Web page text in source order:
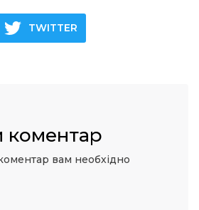
TWITTER
коментар
вам необхідно